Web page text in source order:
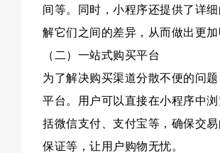
间等。同时，小程序还提供了详
解它们之间的差异，从而做出更加
（二）一站式购买平台
为了解决购买渠道分散不便的问
平台。用户可以直接在小程序中
括微信支付、支付宝等，确保交
保证等，让用户购物无忧。